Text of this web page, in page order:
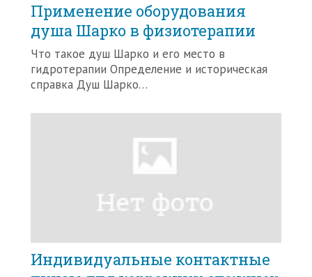
Применение оборудования
душа Шарко в физиотерапии
Что такое душ Шарко и его место в
гидротерапии Определение и историческая
справка Душ Шарко…
Индивидуальные контактные